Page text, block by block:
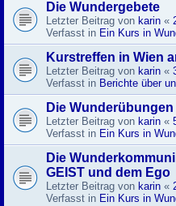
Die Wundergebete
Letzter Beitrag von karin «
Verfasst in Ein Kurs in
Kurstreffen in Wien
Letzter Beitrag von karin «
Verfasst in Berichte über
Die Wunderübungen
Letzter Beitrag von karin «
Verfasst in Ein Kurs in
Die
GEIST und dem Ego
Letzter Beitrag von karin «
Verfasst in Ein Kurs in